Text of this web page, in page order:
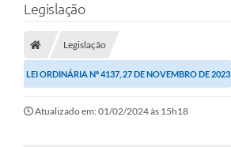
Principal
Câmara
Sessão
Editais
Legislação
Legislação
LEI ORDINÁRIA Nº 4137, 27 DE NOVEMBRO DE 2023
Atualizado em: 01/02/2024 às 15h18